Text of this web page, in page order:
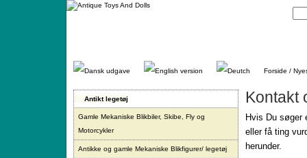
Gå
Forside /
Antikt legetøj
Gamle Mekaniske Blikbiler, Skibe, Fly og
Motorcykler
Antikke og gamle Mekaniske Blikfigurer/ legetøj
Kontakt
Hvis Du
eller få ting
herunder.